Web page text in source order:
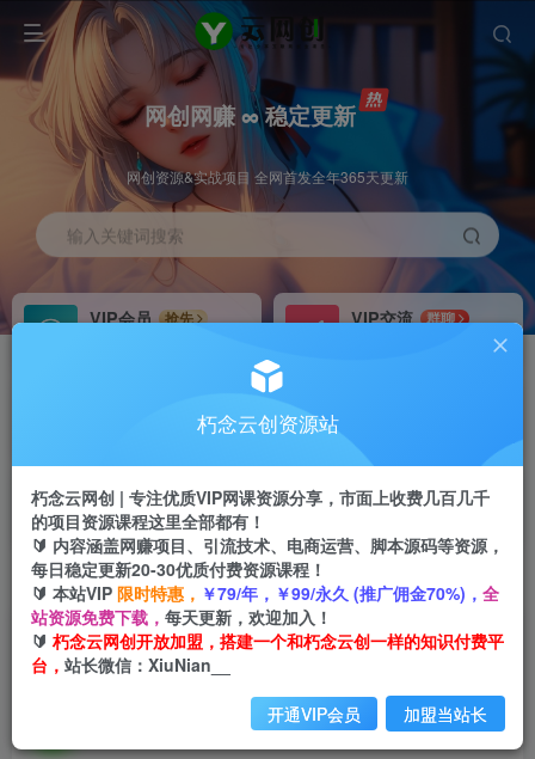
网创网赚 ∞ 稳定更新
网创资源&实战项目 全网首发全年365天更新
输入关键词搜索
VIP会员
抢先
VIP交流
群聊
研究探讨更多创业项目路子。
会员专属推广链接
四导航 导航
APP下载
GO
首页 创业课程 会员免费 正文
短视频游戏赚钱特训营，0门槛小白也可以操作，
日入1000+
关注 私信
朽念云创资源站
朽念云网创 | 专注优质VIP网课资源分享，市面上收费几百几千
的项目资源课程这里全部都有！
🔰 内容涵盖网赚项目、引流技术、电商运营、脚本源码等资源，
每日稳定更新20-30优质付费资源课程！
🔰 本站VIP 限时特惠， ￥79/年，￥99/永久 (推广佣金70%)， 全
站资源免费下载， 每天更新，欢迎加入！
🔰 朽念云网创开放加盟，搭建一个和朽念云创一样的知识付费平
台， 站长微信：XiuNian__
开通VIP会员 加盟当站长